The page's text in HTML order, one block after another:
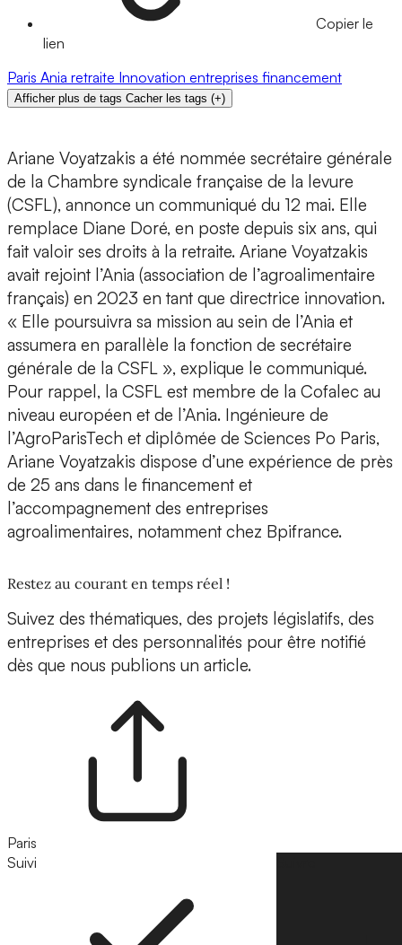
Copier le
lien
Paris Ania retraite Innovation entreprises financement
Afficher plus de tags Cacher les tags (+)
Ariane Voyatzakis a été nommée secrétaire générale
de la Chambre syndicale française de la levure
(CSFL), annonce un communiqué du 12 mai. Elle
remplace Diane Doré, en poste depuis six ans, qui
fait valoir ses droits à la retraite. Ariane Voyatzakis
avait rejoint l’Ania (association de l’agroalimentaire
français) en 2023 en tant que directrice innovation.
« Elle poursuivra sa mission au sein de l’Ania et
assumera en parallèle la fonction de secrétaire
générale de la CSFL », explique le communiqué.
Pour rappel, la CSFL est membre de la Cofalec au
niveau européen et de l’Ania. Ingénieure de
l’AgroParisTech et diplômée de Sciences Po Paris,
Ariane Voyatzakis dispose d’une expérience de près
de 25 ans dans le financement et
l’accompagnement des entreprises
agroalimentaires, notamment chez Bpifrance.
Restez au courant en temps réel !
Suivez des thématiques, des projets législatifs, des
entreprises et des personnalités pour être notifié
dès que nous publions un article.
Paris
Suivi